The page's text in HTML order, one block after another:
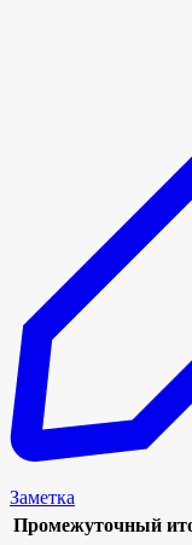
Заметка
Промежуточный